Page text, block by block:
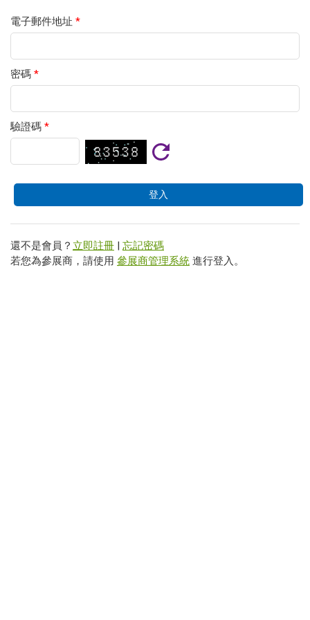
電子郵件地址 *
密碼 *
驗證碼 *
還不是會員？ 立即註冊 | 忘記密碼
若您為參展商，請使用 參展商管理系統 進行登入。